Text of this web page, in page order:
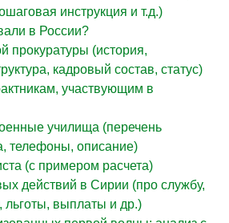
инструкция и т.д.)
в России?
прокуратуры (история,
кадровый состав, статус)
участвующим в
училища (перечень
телефоны, описание)
(с примером расчета)
действий в Сирии (про службу,
льготы, выплаты и др.)